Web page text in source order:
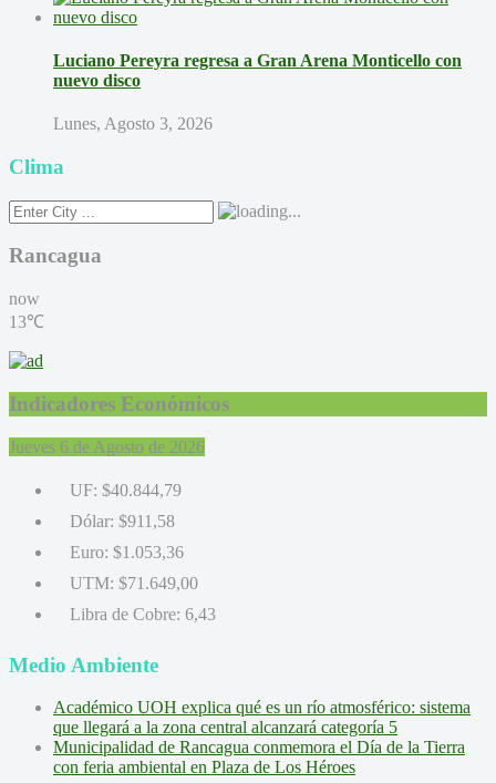
Luciano Pereyra regresa a Gran Arena Monticello con
nuevo disco
Lunes, Agosto 3, 2026
Clima
Rancagua
now
13℃
Indicadores Económicos
Jueves 6 de Agosto de 2026
UF: $40.844,79
Dólar: $911,58
Euro: $1.053,36
UTM: $71.649,00
Libra de Cobre: 6,43
Medio Ambiente
Académico UOH explica qué es un río atmosférico: sistema
que llegará a la zona central alcanzará categoría 5
Municipalidad de Rancagua conmemora el Día de la Tierra
con feria ambiental en Plaza de Los Héroes